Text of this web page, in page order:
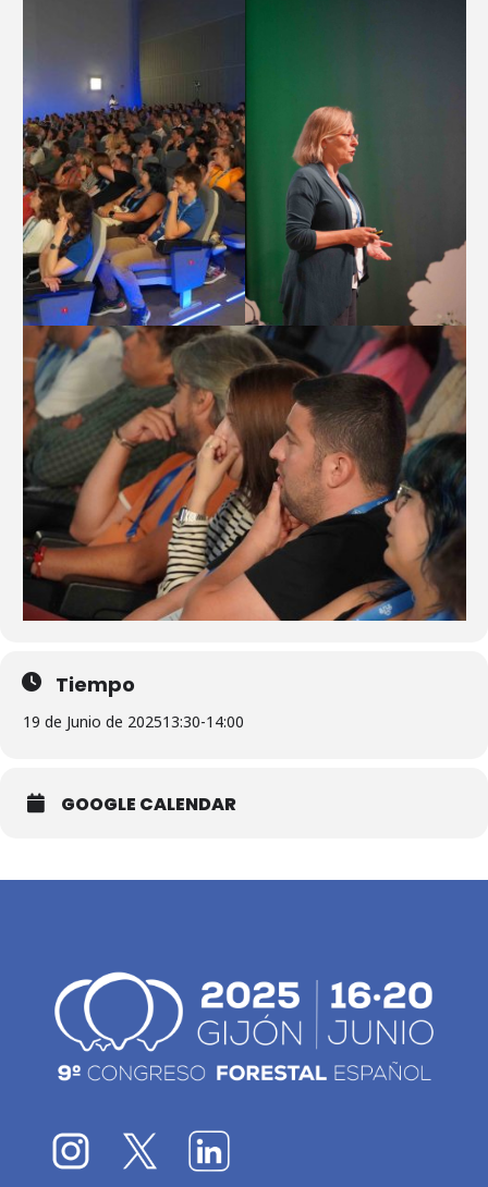
Tiempo
19 de Junio de 202513:30-14:00
GOOGLE CALENDAR